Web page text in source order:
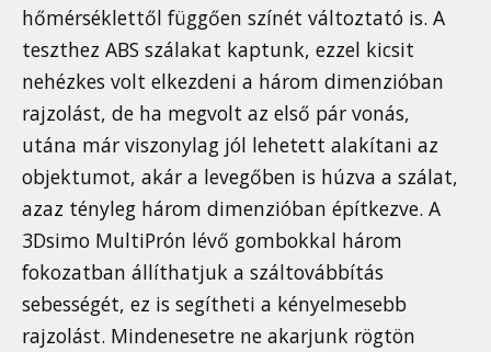
hőmérséklettől függően színét változtató is. A
teszthez ABS szálakat kaptunk, ezzel kicsit
nehézkes volt elkezdeni a három dimenzióban
rajzolást, de ha megvolt az első pár vonás,
utána már viszonylag jól lehetett alakítani az
objektumot, akár a levegőben is húzva a szálat,
azaz tényleg három dimenzióban építkezve. A
3Dsimo MultiPrón lévő gombokkal három
fokozatban állíthatjuk a száltovábbítás
sebességét, ez is segítheti a kényelmesebb
rajzolást. Mindenesetre ne akarjunk rögtön